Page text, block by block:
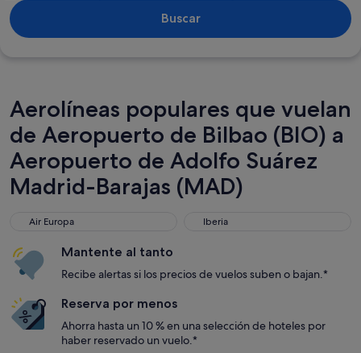
Buscar
Aerolíneas populares que vuelan
de Aeropuerto de Bilbao (BIO) a
Aeropuerto de Adolfo Suárez
Madrid-Barajas (MAD)
Air Europa
Air Europa Iberia
Iberia
Mantente al tanto
Recibe alertas si los precios de vuelos suben o bajan.*
Reserva por menos
Ahorra hasta un 10 % en una selección de hoteles por
haber reservado un vuelo.*